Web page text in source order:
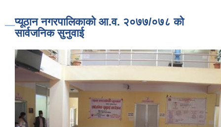
प्यूठान नगरपालिकाको आ.व. २०७७/०७८ को
सार्वजनिक सुनुवाई